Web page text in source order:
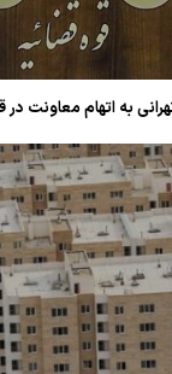
به اتهام معاونت